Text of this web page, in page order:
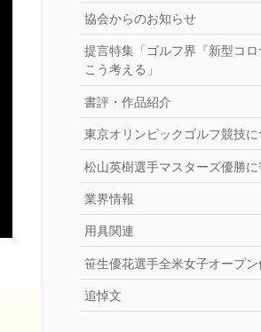
協会からのお知らせ
提言特集「ゴルフ界『新型コ
こう考える」
書評・作品紹介
東京オリンピックゴルフ競技に
松山英樹選手マスターズ優勝に
業界情報
用具関連
笹生優花選手全米女子オープ
追悼文